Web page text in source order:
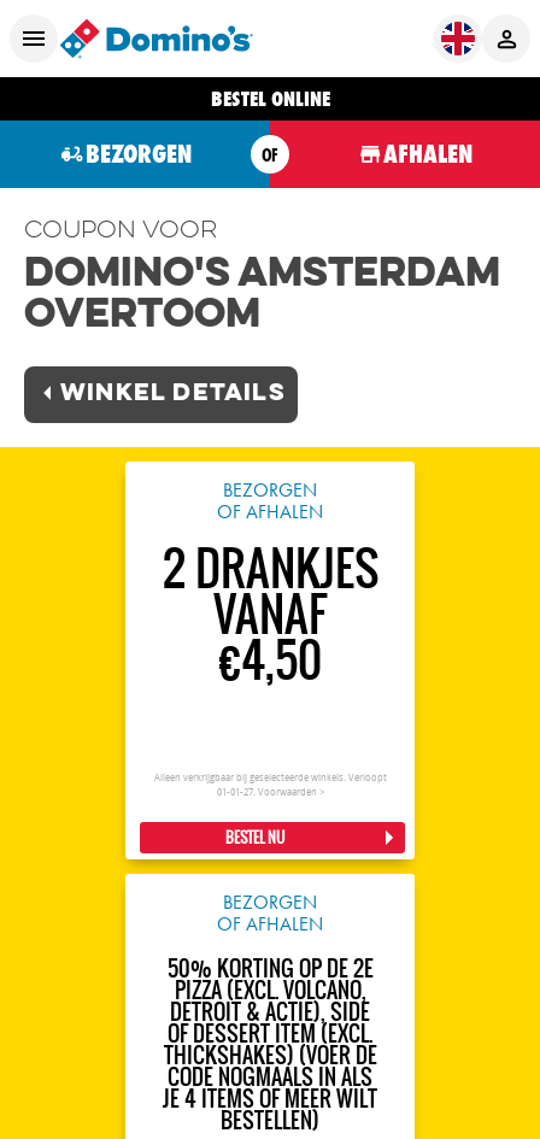
BESTEL ONLINE
BEZORGEN OF AFHALEN
Coupon voor
Domino's Amsterdam
Overtoom
Winkel Details
BEZORGEN
OF AFHALEN
2 DRANKJES
VANAF
€4,50
Alleen verkrijgbaar bij geselecteerde winkels. Verloopt
01-01-27. Voorwaarden >
BESTEL NU
BEZORGEN
OF AFHALEN
50% KORTING OP DE 2E
PIZZA (EXCL. VOLCANO,
DETROIT & ACTIE), SIDE
OF DESSERT ITEM (EXCL.
THICKSHAKES) (VOER DE
CODE NOGMAALS IN ALS
JE 4 ITEMS OF MEER WILT
BESTELLEN)